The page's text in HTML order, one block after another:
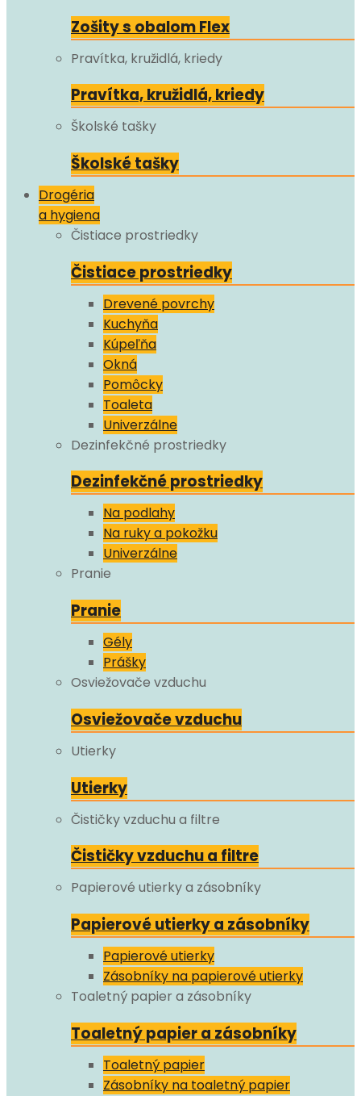
Zošity s obalom Flex
Pravítka, kružidlá, kriedy
Pravítka, kružidlá, kriedy
Školské tašky
Školské tašky
Drogéria
a hygiena
Čistiace prostriedky
Čistiace prostriedky
Drevené povrchy
Kuchyňa
Kúpeľňa
Okná
Pomôcky
Toaleta
Univerzálne
Dezinfekčné prostriedky
Dezinfekčné prostriedky
Na podlahy
Na ruky a pokožku
Univerzálne
Pranie
Pranie
Gély
Prášky
Osviežovače vzduchu
Osviežovače vzduchu
Utierky
Utierky
Čističky vzduchu a filtre
Čističky vzduchu a filtre
Papierové utierky a zásobníky
Papierové utierky a zásobníky
Papierové utierky
Zásobníky na papierové utierky
Toaletný papier a zásobníky
Toaletný papier a zásobníky
Toaletný papier
Zásobníky na toaletný papier